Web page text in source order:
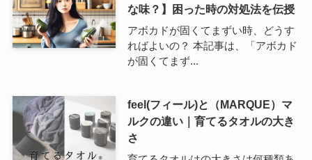
な味？】困った時の対処法を伝授
アボカドが固くてまずい時、どうす
ればよいの？ 本記事は、「アボカド
が固くてまず...
feel(フィール)と（MARQUE）マ
ルクの違い｜育てるタオルの大き
さ